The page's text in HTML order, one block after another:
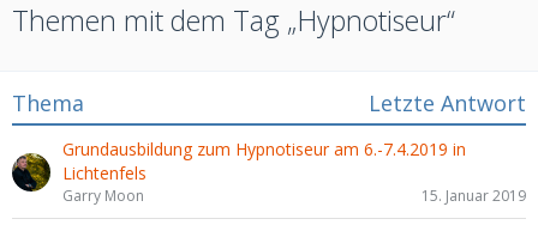
Themen mit dem Tag „Hypnotiseur“
Thema Letzte Antwort
Grundausbildung zum Hypnotiseur am 6.-7.4.2019 in
Lichtenfels
Garry Moon 15. Januar 2019